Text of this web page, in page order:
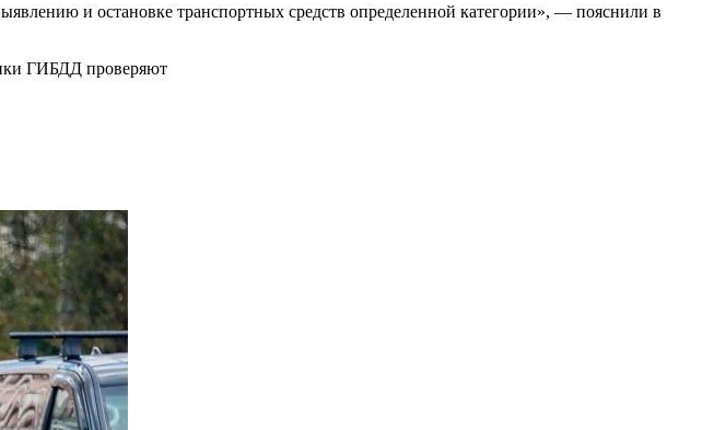
и остановке транспортных средств определенной категории», — пояснили в
ГИБДД проверяют